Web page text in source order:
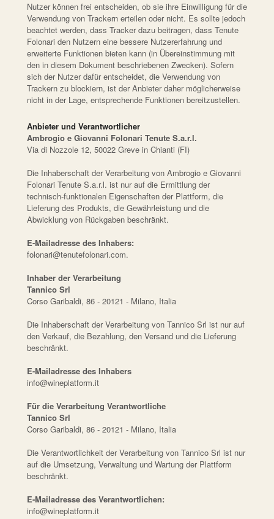
Nutzer können frei entscheiden, ob sie ihre Einwilligung für die
Verwendung von Trackern erteilen oder nicht. Es sollte jedoch
beachtet werden, dass Tracker dazu beitragen, dass Tenute
Folonari den Nutzern eine bessere Nutzererfahrung und
erweiterte Funktionen bieten kann (in Übereinstimmung mit
den in diesem Dokument beschriebenen Zwecken). Sofern
sich der Nutzer dafür entscheidet, die Verwendung von
Trackern zu blockiern, ist der Anbieter daher möglicherweise
nicht in der Lage, entsprechende Funktionen bereitzustellen.
Anbieter und Verantwortlicher
Ambrogio e Giovanni Folonari Tenute S.a.r.l.
Via di Nozzole 12, 50022 Greve in Chianti (FI)
Die Inhaberschaft der Verarbeitung von Ambrogio e Giovanni
Folonari Tenute S.a.r.l. ist nur auf die Ermittlung der
technisch-funktionalen Eigenschaften der Plattform, die
Lieferung des Produkts, die Gewährleistung und die
Abwicklung von Rückgaben beschränkt.
E-Mailadresse des Inhabers:
folonari@tenutefolonari.com.
Inhaber der Verarbeitung
Tannico Srl
Corso Garibaldi, 86 - 20121 - Milano, Italia
Die Inhaberschaft der Verarbeitung von Tannico Srl ist nur auf
den Verkauf, die Bezahlung, den Versand und die Lieferung
beschränkt.
E-Mailadresse des Inhabers
info@wineplatform.it
Für die Verarbeitung Verantwortliche
Tannico Srl
Corso Garibaldi, 86 - 20121 - Milano, Italia
Die Verantwortlichkeit der Verarbeitung von Tannico Srl ist nur
auf die Umsetzung, Verwaltung und Wartung der Plattform
beschränkt.
E-Mailadresse des Verantwortlichen:
info@wineplatform.it